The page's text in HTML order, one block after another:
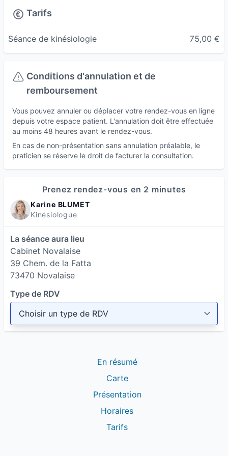
Tarifs
Séance de kinésiologie 75,00 €
Conditions d'annulation et de
remboursement
Vous pouvez annuler ou déplacer votre rendez-vous en ligne
depuis votre espace patient. L'annulation doit être effectuée
au moins 48 heures avant le rendez-vous.
En cas de non-présentation sans annulation préalable, le
praticien se réserve le droit de facturer la consultation.
Prenez rendez-vous en 2 minutes
Karine BLUMET
Kinésiologue
La séance aura lieu
Cabinet Novalaise
39 Chem. de la Fatta
73470 Novalaise
Type de RDV
En résumé
Carte
Présentation
Horaires
Tarifs